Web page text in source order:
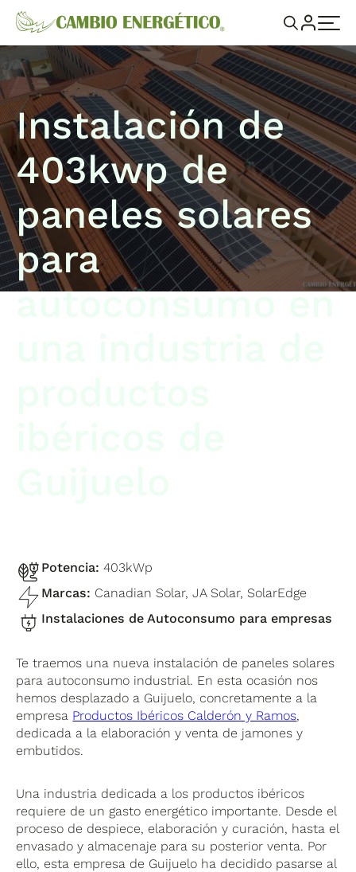
Instalación de
403kwp de
paneles solares
para
autoconsumo en
Potencia:403kWp
Marcas: Canadian Solar, JA Solar, SolarEdge
Instalaciones de Autoconsumo para empresas
Te traemos una nueva instalación de paneles solares
para autoconsumo industrial. En esta ocasión nos
hemos desplazado a Guijuelo, concretamente a la
empresa Productos Ibéricos Calderón y Ramos,
dedicada a la elaboración y venta de jamones y
embutidos.
Una industria dedicada a los productos ibéricos
requiere de un gasto energético importante. Desde el
proceso de despiece, elaboración y curación, hasta el
envasado y almacenaje para su posterior venta. Por
ello, esta empresa de Guijuelo ha decidido pasarse al